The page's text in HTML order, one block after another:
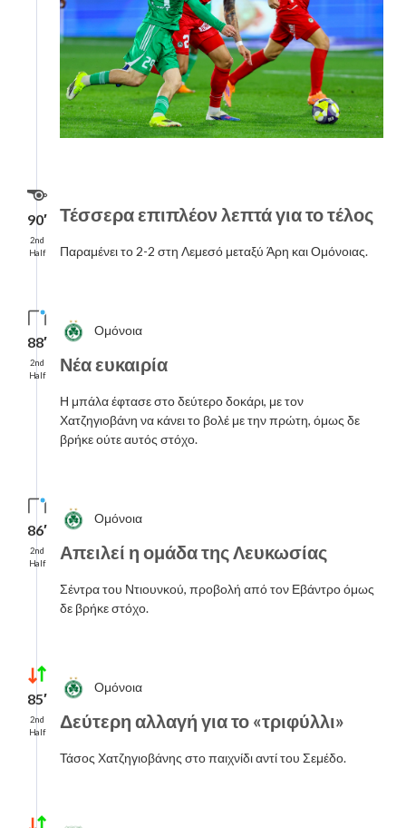
90′
2nd
Half
Τέσσερα επιπλέον λεπτά για το τέλος
Παραμένει το 2-2 στη Λεμεσό μεταξύ Άρη και Ομόνοιας.
88′
2nd
Half
Ομόνοια
Νέα ευκαιρία
Η μπάλα έφτασε στο δεύτερο δοκάρι, με τον
Χατζηγιοβάνη να κάνει το βολέ με την πρώτη, όμως δε
βρήκε ούτε αυτός στόχο.
86′
2nd
Half
Ομόνοια
Απειλεί η ομάδα της Λευκωσίας
Σέντρα του Ντιουνκού, προβολή από τον Εβάντρο όμως
δε βρήκε στόχο.
85′
2nd
Half
Ομόνοια
Δεύτερη αλλαγή για το «τριφύλλι»
Τάσος Χατζηγιοβάνης στο παιχνίδι αντί του Σεμέδο.